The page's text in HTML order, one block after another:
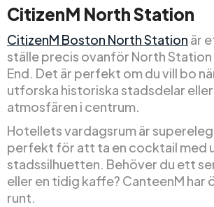
CitizenM North Station
CitizenM Boston North Station är
ställe precis ovanför North Station
End. Det är perfekt om du vill bo
utforska historiska stadsdelar eller
atmosfären i centrum.
Hotellets vardagsrum är
perfekt för att ta en cocktail med
stadssilhuetten. Behöver du ett
eller en tidig kaffe? CanteenM
runt.